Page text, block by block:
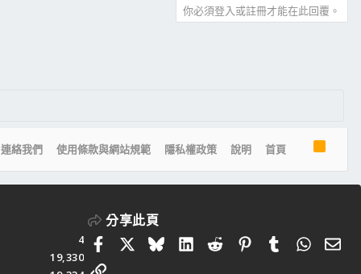
你必須登入或註冊才能在此回覆。
連絡我們 使用條款與網站規範 隱私權政策 說明 首頁
4
19,330
分享此頁
FacebookBlueskyLinkedIn
RedditPinterestTumblr 電
連結